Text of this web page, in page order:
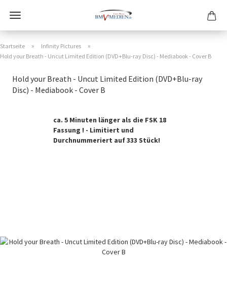
Startseite » Infinity Pictures »
Hold your Breath - Uncut Limited Edition (DVD+Blu-ray Disc) - Mediabook - Cover B
Hold your Breath - Uncut Limited Edition (DVD+Blu-ray
Disc) - Mediabook - Cover B
ca. 5 Minuten länger als die FSK 18
Fassung ! - Limitiert und
Durchnummeriert auf 333 Stück!